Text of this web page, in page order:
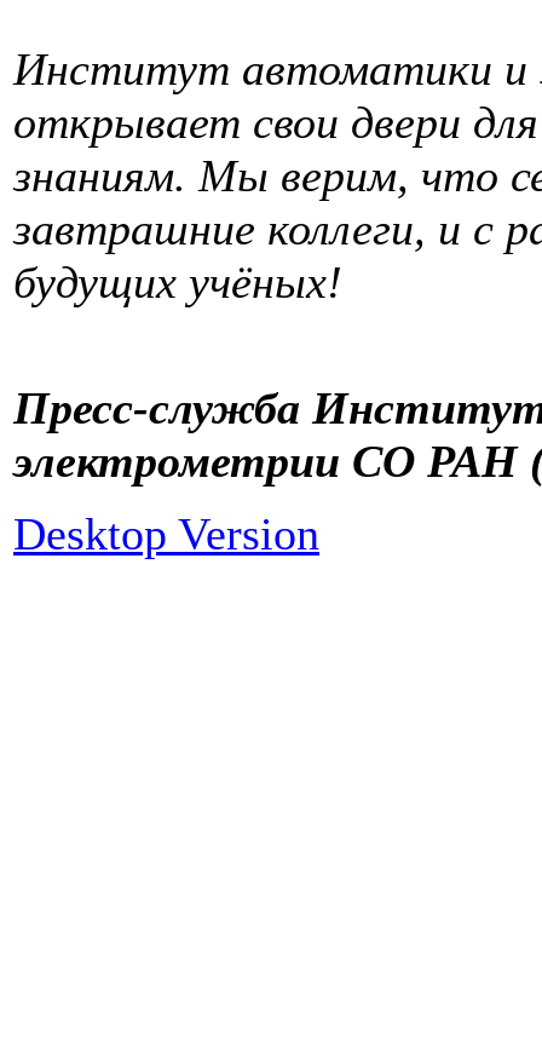
Институт автоматики
открывает свои двери
знаниям. Мы верим, что
завтрашние коллеги, и с
будущих учёных!
Пресс-служба
электрометрии СО РАН
Desktop Version